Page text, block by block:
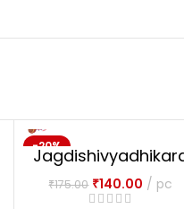
-20%
NEW
nam
₹175.00 ₹140.00 pc